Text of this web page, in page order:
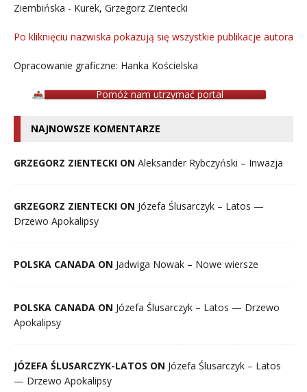
Ziembińska - Kurek, Grzegorz Zientecki
Po kliknięciu nazwiska pokazują się wszystkie publikacje autora
Opracowanie graficzne: Hanka Kościelska
Pomóż nam utrzymać portal
NAJNOWSZE KOMENTARZE
GRZEGORZ ZIENTECKI ON Aleksander Rybczyński – Inwazja
GRZEGORZ ZIENTECKI ON Józefa Ślusarczyk – Latos —
Drzewo Apokalipsy
POLSKA CANADA ON Jadwiga Nowak – Nowe wiersze
POLSKA CANADA ON Józefa Ślusarczyk – Latos — Drzewo
Apokalipsy
JÓZEFA ŚLUSARCZYK-LATOS ON Józefa Ślusarczyk – Latos
— Drzewo Apokalipsy